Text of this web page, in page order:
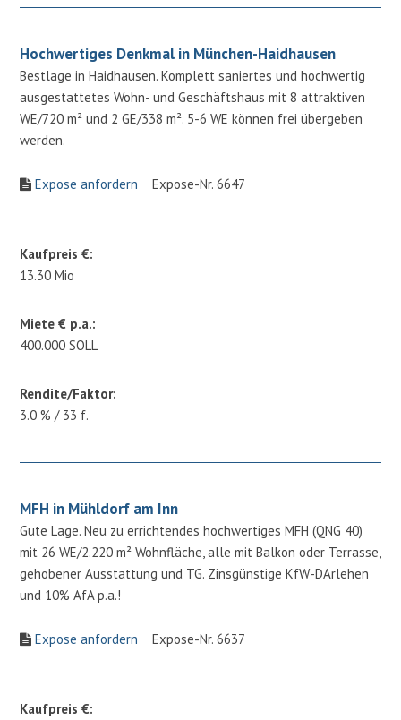
Hochwertiges Denkmal in München-Haidhausen
Bestlage in Haidhausen. Komplett saniertes und hochwertig
ausgestattetes Wohn- und Geschäftshaus mit 8 attraktiven
WE/720 m² und 2 GE/338 m². 5-6 WE können frei übergeben
werden.
Expose anfordern Expose-Nr. 6647
Kaufpreis €:
13.30 Mio
Miete € p.a.:
400.000 SOLL
Rendite/Faktor:
3.0 % / 33 f.
MFH in Mühldorf am Inn
Gute Lage. Neu zu errichtendes hochwertiges MFH (QNG 40)
mit 26 WE/2.220 m² Wohnfläche, alle mit Balkon oder Terrasse,
gehobener Ausstattung und TG. Zinsgünstige KfW-DArlehen
und 10% AfA p.a.!
Expose anfordern Expose-Nr. 6637
Kaufpreis €: